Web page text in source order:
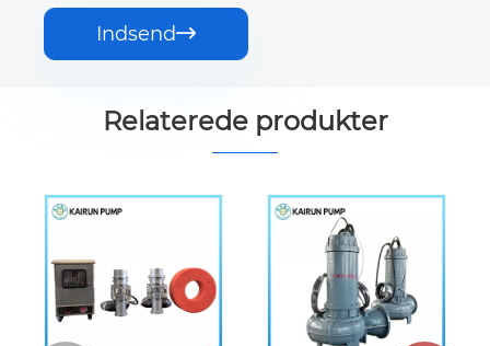
Indsend
Relaterede produkter